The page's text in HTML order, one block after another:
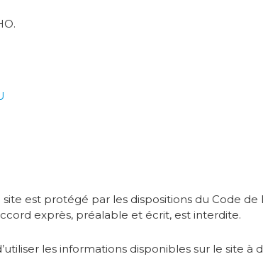
est protégé par les dispositions du Code
exprès, préalable et écrit, est interdite.
les informations disponibles sur le site à